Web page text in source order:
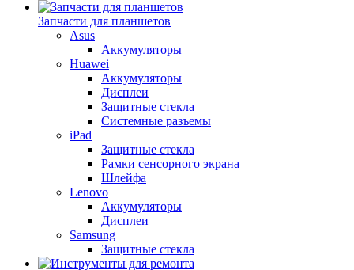
Запчасти для планшетов
Asus
Аккумуляторы
Huawei
Аккумуляторы
Дисплеи
Защитные стекла
Системные разъемы
iPad
Защитные стекла
Рамки сенсорного экрана
Шлейфа
Lenovo
Аккумуляторы
Дисплеи
Samsung
Защитные стекла